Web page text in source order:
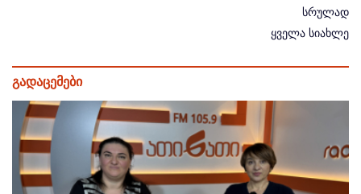
სრულად
ყველა სიახლე
გადაცემები